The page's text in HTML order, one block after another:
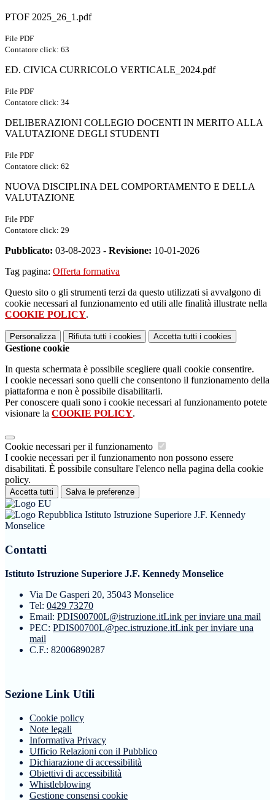
PTOF 2025_26_1.pdf
File PDF
Contatore click: 63
ED. CIVICA CURRICOLO VERTICALE_2024.pdf
File PDF
Contatore click: 34
DELIBERAZIONI COLLEGIO DOCENTI IN MERITO ALLA
VALUTAZIONE DEGLI STUDENTI
File PDF
Contatore click: 62
NUOVA DISCIPLINA DEL COMPORTAMENTO E DELLA
VALUTAZIONE
File PDF
Contatore click: 29
Pubblicato: 03-08-2023 - Revisione: 10-01-2026
Tag pagina: Offerta formativa
Questo sito o gli strumenti terzi da questo utilizzati si avvalgono di
cookie necessari al funzionamento ed utili alle finalità illustrate nella
COOKIE POLICY.
Personalizza Rifiuta tutti i cookies Accetta tutti i cookies
Gestione cookie
In questa schermata è possibile scegliere quali cookie consentire.
I cookie necessari sono quelli che consentono il funzionamento della
piattaforma e non è possibile disabilitarli.
Per conoscere quali sono i cookie necessari al funzionamento potete
visionare la COOKIE POLICY.
Cookie necessari per il funzionamento
I cookie necessari per il funzionamento non possono essere
disabilitati. È possibile consultare l'elenco nella pagina della cookie
policy.
Accetta tutti Salva le preferenze
Istituto Istruzione Superiore J.F. Kennedy
Monselice
Contatti
Istituto Istruzione Superiore J.F. Kennedy Monselice
Via De Gasperi 20, 35043 Monselice
Tel: 0429 73270
Email: PDIS00700L@istruzione.itLink per inviare una mail
PEC: PDIS00700L@pec.istruzione.itLink per inviare una
mail
C.F.: 82006890287
Sezione Link Utili
Cookie policy
Note legali
Informativa Privacy
Ufficio Relazioni con il Pubblico
Dichiarazione di accessibilità
Obiettivi di accessibilità
Whistleblowing
Gestione consensi cookie